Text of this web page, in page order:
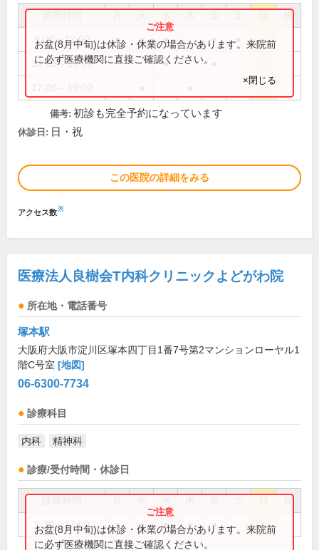
祝
9:00～12:00 ● ● ● ●
14:00～16:00 ●
お盆(8月中旬)は休診・休業の場合があります。来院前
に必ず医療機関に直接ご確認ください。
×閉じる
備考: 初診も完全予約になっています
休診日: 日・祝
この医院の詳細をみる
アクセス数※
医療法人良樹会T内科クリニックよどがわ院
所在地・電話番号
塚本駅
大阪府大阪市淀川区塚本四丁目1番7号第2マンションローヤル1
階C号室 [地図]
06-6300-7734
診療科目
内科 精神科
診療/受付時間・休診日
祝
9:30～17:00 ● ● ● ● ●
お盆(8月中旬)は休診・休業の場合があります。来院前
に必ず医療機関に直接ご確認ください。